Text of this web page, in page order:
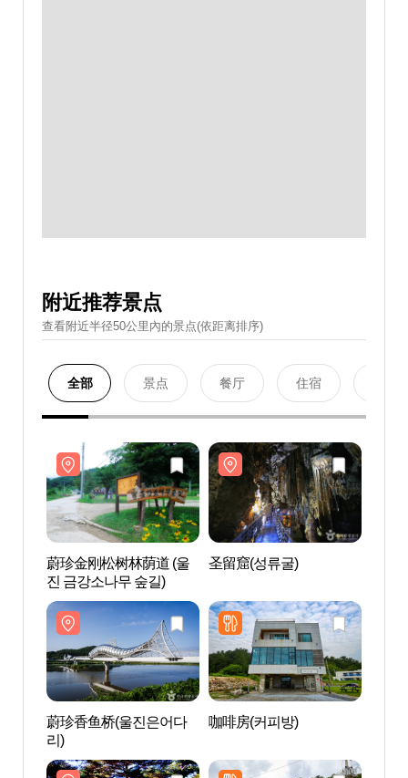
附近推荐景点
查看附近半径50公里內的景点(依距离排序)
全部 景点 餐厅 住宿
蔚珍金刚松树林荫道 (울
진 금강소나무 숲길)
圣留窟(성류굴)
蔚珍香鱼桥(울진은어다
리)
咖啡房(커피방)